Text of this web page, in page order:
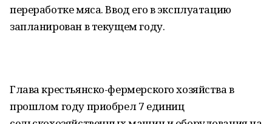
переработке мяса. Ввод его в эксплуатацию
запланирован в текущем году.
Глава крестьянско-фермерского хозяйства в
прошлом году приобрел 7 единиц